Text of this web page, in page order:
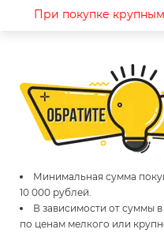
При покупке
Минимальная сумма
10 000 рублей.
В зависимости от суммы в
по ценам мелкого или